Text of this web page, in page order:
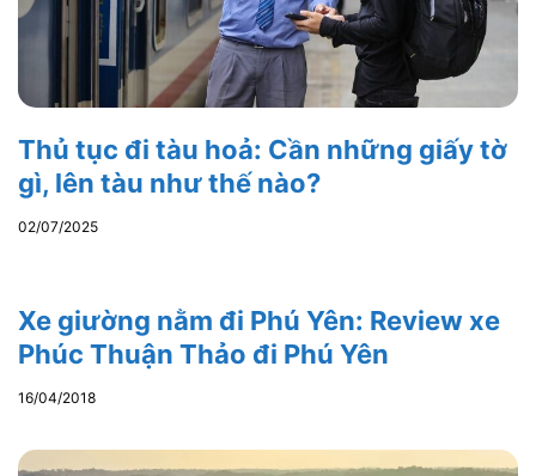
Thủ tục đi tàu hoả: Cần những giấy tờ
gì, lên tàu như thế nào?
02/07/2025
Xe giường nằm đi Phú Yên: Review xe
Phúc Thuận Thảo đi Phú Yên
16/04/2018